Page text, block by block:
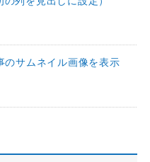
のサムネイル画像を表示